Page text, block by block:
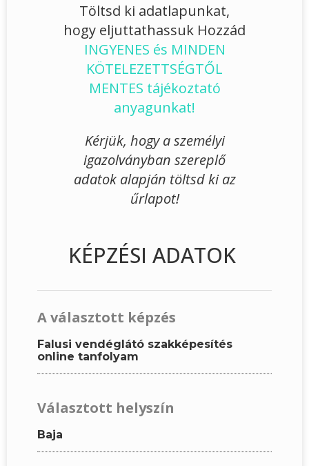
Töltsd ki adatlapunkat,
hogy eljuttathassuk Hozzád
INGYENES és MINDEN
KÖTELEZETTSÉGTŐL
MENTES tájékoztató
anyagunkat!
Kérjük, hogy a személyi
igazolványban szereplő
adatok alapján töltsd ki az
űrlapot!
KÉPZÉSI ADATOK
A választott képzés
Falusi vendéglátó szakképesítés
online tanfolyam
Választott helyszín
Baja